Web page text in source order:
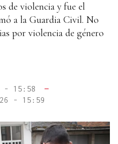
de violencia y fue el
a la Guardia Civil. No
por violencia de género
- 15:58
—
- 15:59